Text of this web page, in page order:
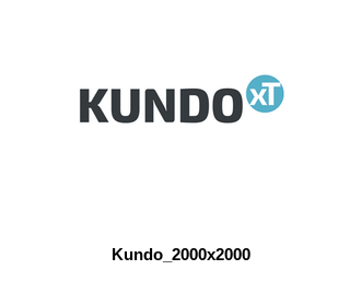
Kundo_2000x2000